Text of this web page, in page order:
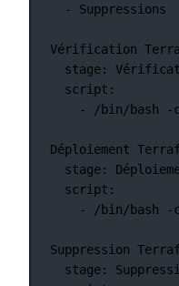
- Suppressions
Vérification
stage:
script :
-
/bin/bash -
Déploiement
stage:
script :
-
/bin/bash -
Suppression
stage: